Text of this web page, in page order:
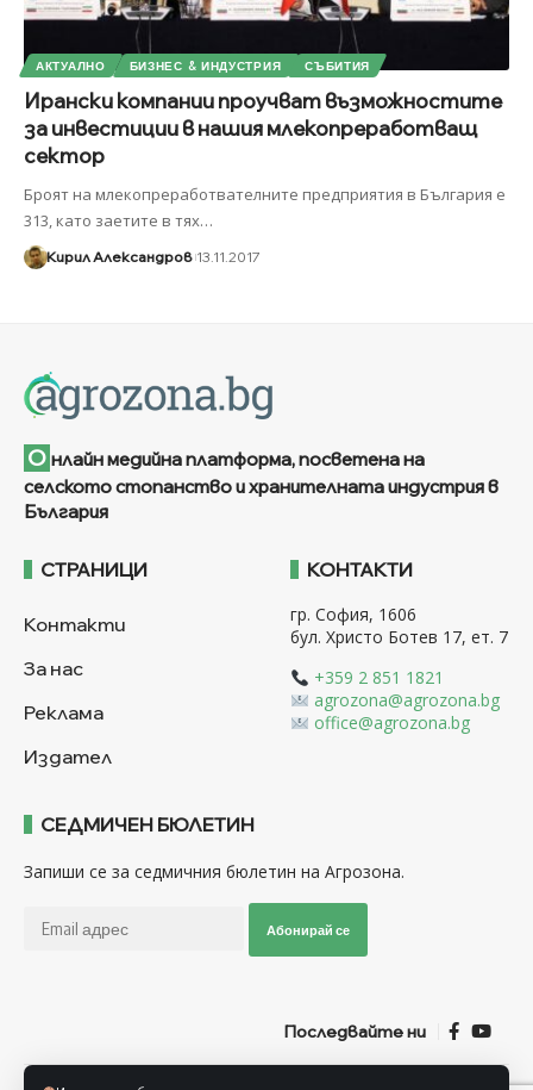
АКТУАЛНО БИЗНЕС & ИНДУСТРИЯ СЪБИТИЯ
Ирански компании проучват възможностите
за инвестиции в нашия млекопреработващ
сектор
Броят на млекопреработвателните предприятия в България е
313, като заетите в тях…
Кирил Александров 13.11.2017
О нлайн медийна платформа, посветена на
селското стопанство и хранителната индустрия в
България
СТРАНИЦИ
Контакти
За нас
Реклама
Издател
КОНТАКТИ
гр. София, 1606
бул. Христо Ботев 17, ет. 7
+359 2 851 1821
agrozona@agrozona.bg
office@agrozona.bg
СЕДМИЧЕН БЮЛЕТИН
Запиши се за седмичния бюлетин на Агрозона.
Абонирай се
Последвайте ни